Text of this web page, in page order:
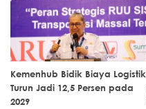
Kemenhub Bidik Biaya Logistik
Turun Jadi 12,5 Persen pada
2029